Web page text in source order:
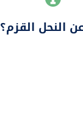
النحل القزم؟